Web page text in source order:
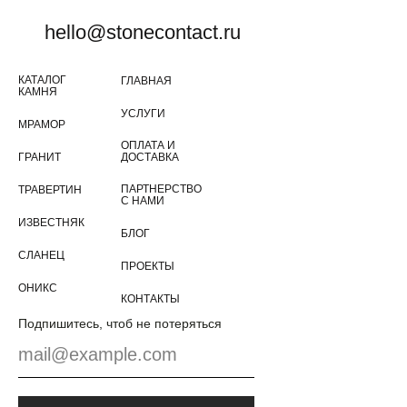
коммерческими помещениями, рассчитаем стоимость и
сроки под Ваш проект и предложим оптимальный вариант
ПОДРОБНЕЕ О
СОТРУДНИЧЕСТВЕ
+7
ОТПРАВИТЬ
Нажимая на кнопку Вы соглашаетесь с политикой
конфиденциальности и обработки персональных данных
hello@stonecontact.ru
КАТАЛОГ
КАМНЯ
МРАМОР
ГРАНИТ
ТРАВЕРТИН
ИЗВЕСТНЯК
СЛАНЕЦ
ОНИКС
ГЛАВНАЯ
УСЛУГИ
ОПЛАТА И
ДОСТАВКА
ПАРТНЕРСТВО
С НАМИ
БЛОГ
ПРОЕКТЫ
КОНТАКТЫ
Подпишитесь, чтоб не потеряться